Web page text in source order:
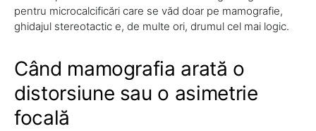
pentru microcalcificări care se văd doar pe mamografie,
ghidajul stereotactic e, de multe ori, drumul cel mai logic.
Când mamografia arată o
distorsiune sau o asimetrie
focală